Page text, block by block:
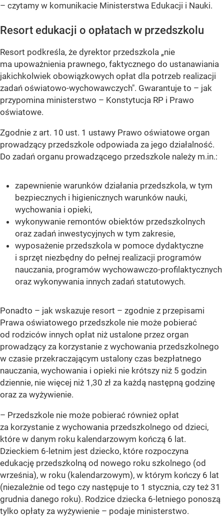
– czytamy w komunikacie Ministerstwa Edukacji i Nauki.
Resort edukacji o opłatach w przedszkolu
Resort podkreśla, że dyrektor przedszkola „nie
ma upoważnienia prawnego, faktycznego do ustanawiania
jakichkolwiek obowiązkowych opłat dla potrzeb realizacji
zadań oświatowo-wychowawczych". Gwarantuje to – jak
przypomina ministerstwo – Konstytucja RP i Prawo
oświatowe.
Zgodnie z art. 10 ust. 1 ustawy Prawo oświatowe organ
prowadzący przedszkole odpowiada za jego działalność.
Do zadań organu prowadzącego przedszkole należy m.in.:
zapewnienie warunków działania przedszkola, w tym
bezpiecznych i higienicznych warunków nauki,
wychowania i opieki,
wykonywanie remontów obiektów przedszkolnych
oraz zadań inwestycyjnych w tym zakresie,
wyposażenie przedszkola w pomoce dydaktyczne
i sprzęt niezbędny do pełnej realizacji programów
nauczania, programów wychowawczo-profilaktycznych
oraz wykonywania innych zadań statutowych.
Ponadto – jak wskazuje resort – zgodnie z przepisami
Prawa oświatowego przedszkole nie może pobierać
od rodziców innych opłat niż ustalone przez organ
prowadzący za korzystanie z wychowania przedszkolnego
w czasie przekraczającym ustalony czas bezpłatnego
nauczania, wychowania i opieki nie krótszy niż 5 godzin
dziennie, nie więcej niż 1,30 zł za każdą następną godzinę
oraz za wyżywienie.
– Przedszkole nie może pobierać również opłat
za korzystanie z wychowania przedszkolnego od dzieci,
które w danym roku kalendarzowym kończą 6 lat.
Dzieckiem 6-letnim jest dziecko, które rozpoczyna
edukację przedszkolną od nowego roku szkolnego (od
września), w roku (kalendarzowym), w którym kończy 6 lat
(niezależnie od tego czy następuje to 1 stycznia, czy też 31
grudnia danego roku). Rodzice dziecka 6-letniego ponoszą
tylko opłaty za wyżywienie – podaje ministerstwo.